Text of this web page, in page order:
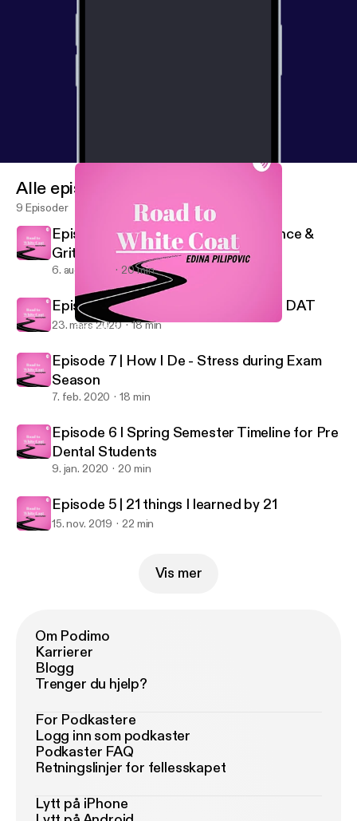
Episode 9 | A Chat about Perseverance & Grit
Alle episoder
9 Episoder
Episode 9 | A Chat about Perseverance &
Grit
6. aug. 2020 20 min
Episode 8 | How I’m studying for the DAT
23. mars 2020 18 min
Episode 7 | How I De - Stress during Exam
Season
7. feb. 2020 18 min
Episode 6 I Spring Semester Timeline for Pre
Dental Students
9. jan. 2020 20 min
Episode 5 | 21 things I learned by 21
15. nov. 2019 22 min
Vis mer
Om Podimo
Karrierer
Blogg
Trenger du hjelp?
For Podkastere
Logg inn som podkaster
Podkaster FAQ
Retningslinjer for fellesskapet
Lytt på iPhone